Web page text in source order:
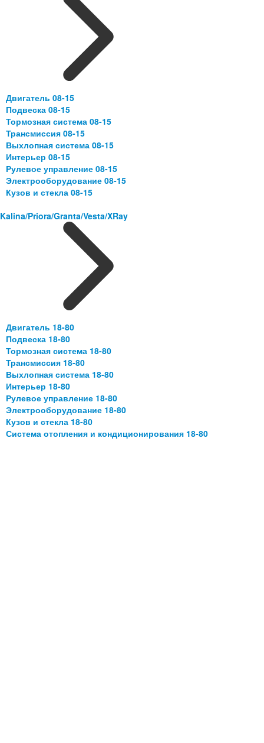
Двигатель 08-15
Подвеска 08-15
Тормозная система 08-15
Трансмиссия 08-15
Выхлопная система 08-15
Интерьер 08-15
Рулевое управление 08-15
Электрооборудование 08-15
Кузов и стекла 08-15
Kalina/Priora/Granta/Vesta/XRay
Двигатель 18-80
Подвеска 18-80
Тормозная система 18-80
Трансмиссия 18-80
Выхлопная система 18-80
Интерьер 18-80
Рулевое управление 18-80
Электрооборудование 18-80
Кузов и стекла 18-80
Система отопления и кондиционирования 18-80